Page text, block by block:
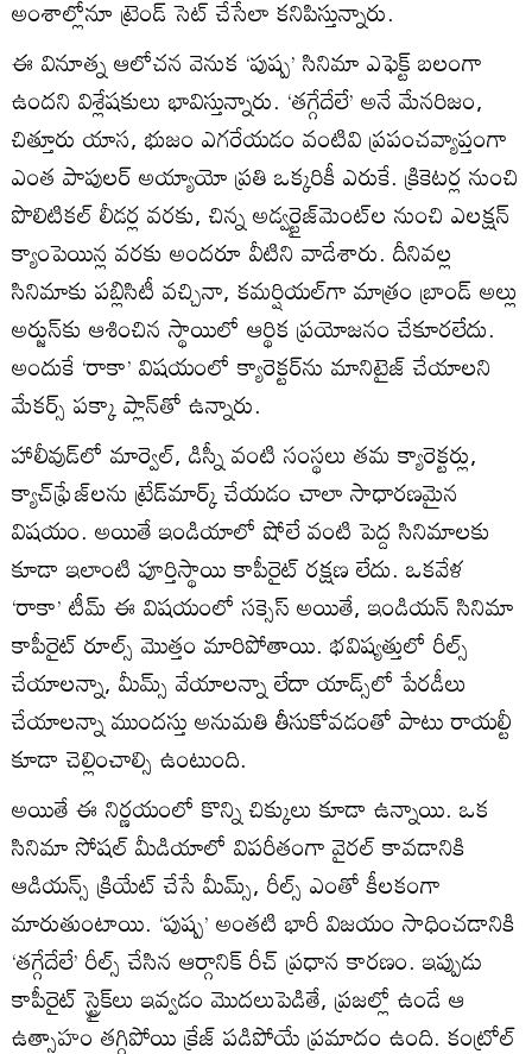
అంశాల్లోనూ ట్రెండ్ సెట్ చేసేలా కనిపిస్తున్నారు.
ఈ వినూత్న ఆలోచన వెనుక ‘పుష్ప’ సినిమా ఎఫెక్ట్ బలంగా
ఉందని విశ్లేషకులు భావిస్తున్నారు. ‘తగ్గేదేలే’ అనే మేనరిజం,
చిత్తూరు యాస, భుజం ఎగరేయడం వంటివి ప్రపంచవ్యాప్తంగా
ఎంత పాపులర్ అయ్యాయో ప్రతి ఒక్కరికీ ఎరుకే. క్రికెటర్ల నుంచి
పొలిటికల్ లీడర్ల వరకు, చిన్న అడ్వర్టైజ్‌మెంట్‌ల నుంచి ఎలక్షన్
క్యాంపెయిన్ల వరకు అందరూ వీటిని వాడేశారు. దీనివల్ల
సినిమాకు పబ్లిసిటీ వచ్చినా, కమర్షియల్‌గా మాత్రం బ్రాండ్ అల్లు
అర్జున్‌కు ఆశించిన స్థాయిలో ఆర్థిక ప్రయోజనం చేకూరలేదు.
అందుకే ‘రాకా’ విషయంలో క్యారెక్టర్‌ను మానిటైజ్ చేయాలని
మేకర్స్ పక్కా ప్లాన్‌తో ఉన్నారు.
హాలీవుడ్‌లో మార్వెల్, డిస్నీ వంటి సంస్థలు తమ క్యారెక్టర్లు,
క్యాచ్‌ఫ్రేజ్‌లను ట్రేడ్‌మార్క్ చేయడం చాలా సాధారణమైన
విషయం. అయితే ఇండియాలో షోలే వంటి పెద్ద సినిమాలకు
కూడా ఇలాంటి పూర్తిస్థాయి కాపీరైట్ రక్షణ లేదు. ఒకవేళ
‘రాకా’ టీమ్ ఈ విషయంలో సక్సెస్ అయితే, ఇండియన్ సినిమా
కాపీరైట్ రూల్స్ మొత్తం మారిపోతాయి. భవిష్యత్తులో రీల్స్
చేయాలన్నా, మీమ్స్ వేయాలన్నా లేదా యాడ్స్‌లో పేరడీలు
చేయాలన్నా ముందస్తు అనుమతి తీసుకోవడంతో పాటు రాయల్టీ
కూడా చెల్లించాల్సి ఉంటుంది.
అయితే ఈ నిర్ణయంలో కొన్ని చిక్కులు కూడా ఉన్నాయి. ఒక
సినిమా సోషల్ మీడియాలో విపరీతంగా వైరల్ కావడానికి
ఆడియన్స్ క్రియేట్ చేసే మీమ్స్, రీల్స్ ఎంతో కీలకంగా
మారుతుంటాయి. ‘పుష్ప’ అంతటి భారీ విజయం సాధించడానికి
‘తగ్గేదేలే’ రీల్స్ చేసిన ఆర్గానిక్ రీచ్ ప్రధాన కారణం. ఇప్పుడు
కాపీరైట్ స్ట్రైక్‌లు ఇవ్వడం మొదలుపెడితే, ప్రజల్లో ఉండే ఆ
ఉత్సాహం తగ్గిపోయి క్రేజ్ పడిపోయే ప్రమాదం ఉంది. కంట్రోల్